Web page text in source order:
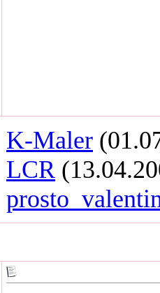
K-Maler
LCR